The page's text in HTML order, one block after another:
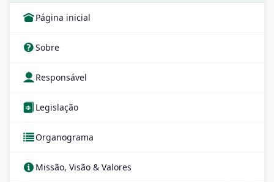
Página inicial
Sobre
Responsável
Legislação
Organograma
Missão, Visão & Valores